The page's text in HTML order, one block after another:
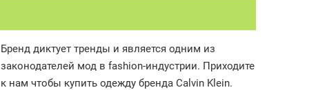
Бренд диктует тренды и является одним из
законодателей мод в fashion-индустрии. Приходите
к нам чтобы купить одежду бренда Calvin Klein.